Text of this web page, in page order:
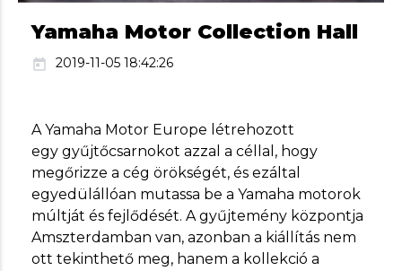
Yamaha Motor Collection Hall
today 2019-11-05 18:42:26
A Yamaha Motor Europe létrehozott
egy gyűjtőcsarnokot azzal a céllal, hogy
megőrizze a cég örökségét, és ezáltal
egyedülállóan mutassa be a Yamaha motorok
múltját és fejlődését. A gyűjtemény központja
Amszterdamban van, azonban a kiállítás nem
ott tekinthető meg, hanem a kollekció a